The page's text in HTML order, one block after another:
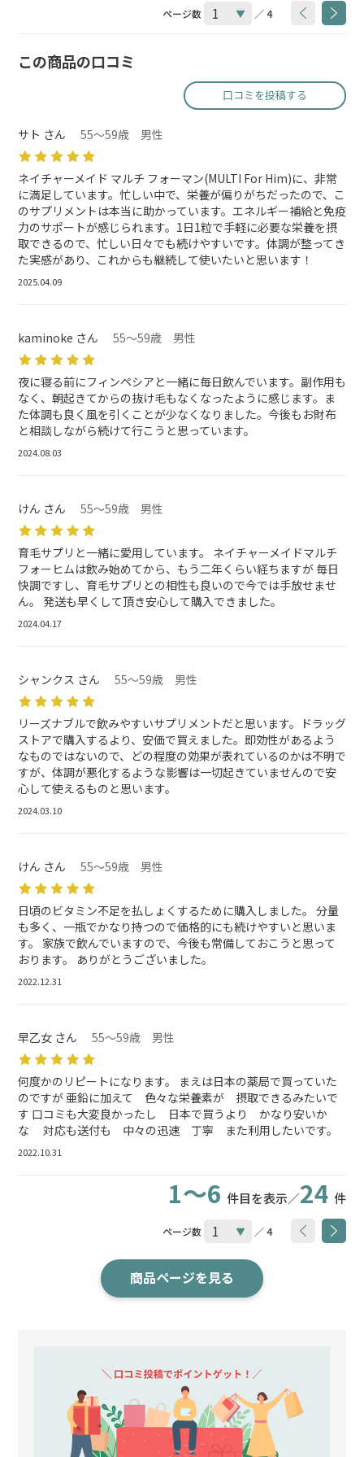
ページ数 ／ 4
この商品の口コミ
口コミを投稿する
サト さん 55～59歳 男性
ネイチャーメイド マルチ フォーマン(MULTI For Him)に、非常
に満足しています。忙しい中で、栄養が偏りがちだったので、こ
のサプリメントは本当に助かっています。エネルギー補給と免疫
力のサポートが感じられます。1日1粒で手軽に必要な栄養を摂
取できるので、忙しい日々でも続けやすいです。体調が整ってき
た実感があり、これからも継続して使いたいと思います！
2025.04.09
kaminoke さん 55～59歳 男性
夜に寝る前にフィンペシアと一緒に毎日飲んでいます。副作用も
なく、朝起きてからの抜け毛もなくなったように感じます。ま
た体調も良く風を引くことが少なくなりました。今後もお財布
と相談しながら続けて行こうと思っています。
2024.08.03
けん さん 55～59歳 男性
育毛サプリと一緒に愛用しています。 ネイチャーメイドマルチ
フォーヒムは飲み始めてから、もう二年くらい経ちますが 毎日
快調ですし、育毛サプリとの相性も良いので今では手放せませ
ん。 発送も早くして頂き安心して購入できました。
2024.04.17
シャンクス さん 55～59歳 男性
リーズナブルで飲みやすいサプリメントだと思います。ドラッグ
ストアで購入するより、安価で買えました。即効性があるよう
なものではないので、どの程度の効果が表れているのかは不明で
すが、体調が悪化するような影響は一切起きていませんので安
心して使えるものと思います。
2024.03.10
けん さん 55～59歳 男性
日頃のビタミン不足を払しょくするために購入しました。 分量
も多く、一瓶でかなり持つので価格的にも続けやすいと思いま
す。 家族で飲んでいますので、今後も常備しておこうと思って
おります。 ありがとうございました。
2022.12.31
早乙女 さん 55～59歳 男性
何度かのリピートになります。 まえは日本の薬局で買っていた
のですが 亜鉛に加えて 色々な栄養素が 摂取できるみたいで
す 口コミも大変良かったし 日本で買うより かなり安いか
な 対応も送付も 中々の迅速 丁寧 また利用したいです。
2022.10.31
1～6 件目を表示／24 件
ページ数 ／ 4
商品ページを見る